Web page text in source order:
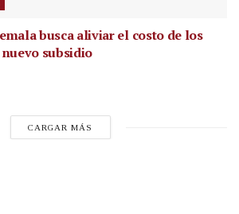
busca aliviar el costo de los
subsidio
CARGAR MÁS